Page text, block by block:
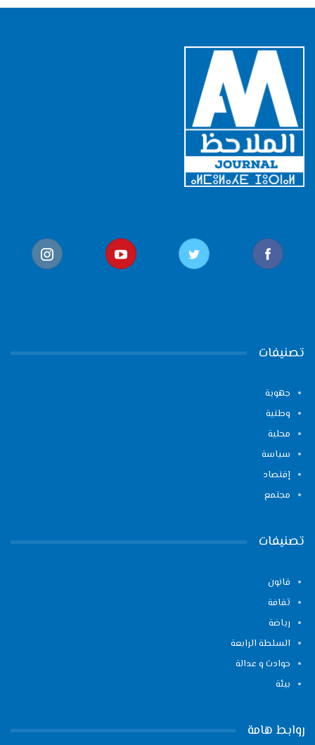
تصنيفات
جهوية
وطنية
محلية
سياسة
إقتصاد
مجتمع
تصنيفات
قانون
ثقافة
رياضة
السلطة الرابعة
حوادث و عدالة
بيئة
روابط هامة